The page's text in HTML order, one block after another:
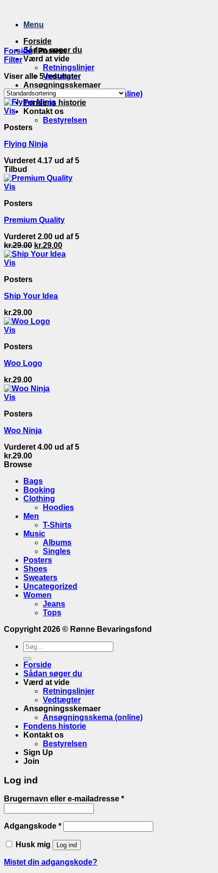
indholdMenu
Forside
Sådan søger du
Værd at vide
Retningslinjer
Vedtægter
Ansøgningsskemaer
Ansøgningsskema (online)
Fondens historie
Kontakt os
Bestyrelsen
Forside /Posters
Filter
Viser alle 5 resultater
Vis
Posters
Flying Ninja
Vurderet 4.17 ud af 5
Tilbud
Vis
Posters
Premium Quality
Vurderet 2.00 ud af 5
kr.29.00 Den
oprindelige
kr.29.00Den
aktuelle
Vis
Posters
Ship Your Idea
kr.29.00
Vis
Posters
Woo Logo
kr.29.00
Vis
Posters
Woo Ninja
Vurderet 4.00 ud af 5
kr.29.00
Browse
Bags
Booking
Clothing
Hoodies
Men
T-Shirts
Music
Albums
Singles
Posters
Shoes
Sweaters
Uncategorized
Women
Jeans
Tops
Copyright 2026 © Rønne Bevaringsfond
Søge
efter:
Forside
Sådan søger du
Værd at vide
Retningslinjer
Vedtægter
Ansøgningsskemaer
Ansøgningsskema (online)
Fondens historie
Kontakt os
Bestyrelsen
Sign Up
Join
Log ind
Brugernavn eller e-mailadresse *
Adgangskode *
Husk mig Log ind
Mistet din adgangskode?